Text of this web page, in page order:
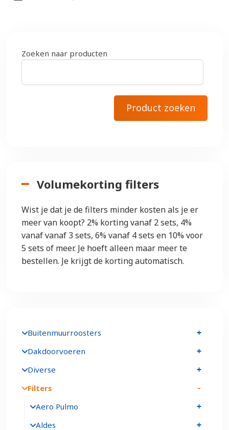
Zoeken naar producten
Volumekorting filters
Wist je dat je de filters minder kosten als je er
meer van koopt? 2% korting vanaf 2 sets, 4%
vanaf vanaf 3 sets, 6% vanaf 4 sets en 10% voor
5 sets of meer. Je hoeft alleen maar meer te
bestellen. Je krijgt de korting automatisch.
Buitenmuurroosters
Dakdoorvoeren
Diverse
Filters
Aero Pulmo
Aldes